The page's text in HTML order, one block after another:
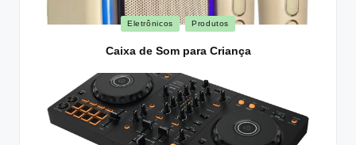
Posted
Eletrônicos Produtos
Caixa de Som para Criança